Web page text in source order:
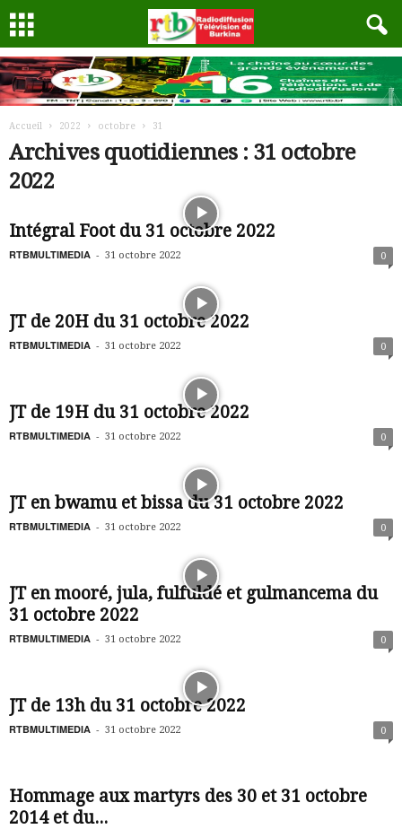
Accueil 2022 octobre 31
Archives quotidiennes : 31 octobre
2022
Intégral Foot du 31 octobre 2022
RTBMULTIMEDIA - 31 octobre 2022 0
JT de 20H du 31 octobre 2022
RTBMULTIMEDIA - 31 octobre 2022 0
JT de 19H du 31 octobre 2022
RTBMULTIMEDIA - 31 octobre 2022 0
JT en bwamu et bissa du 31 octobre 2022
RTBMULTIMEDIA - 31 octobre 2022 0
JT en mooré, jula, fulfuldé et gulmancema du
31 octobre 2022
RTBMULTIMEDIA - 31 octobre 2022 0
JT de 13h du 31 octobre 2022
RTBMULTIMEDIA - 31 octobre 2022 0
Hommage aux martyrs des 30 et 31 octobre
2014 et du...